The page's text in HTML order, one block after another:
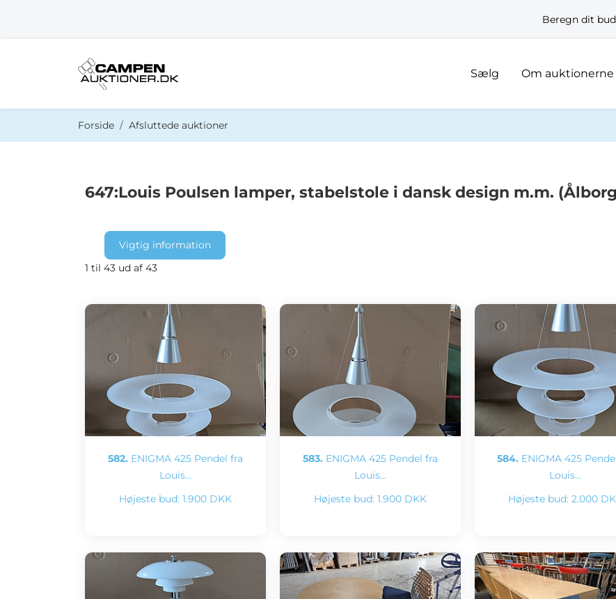
Beregn dit bud
Sælg Om auktionerne
Forside Afsluttede auktioner
647:Louis Poulsen lamper, stabelstole i dansk design m.m.
Vigtig information
1 til 43 ud af 43
582. ENIGMA 425 Pendel fra
Louis…
Højeste bud: 1.900 DKK
583. ENIGMA 425 Pendel fra
Louis…
Højeste bud: 1.900 DKK
584. ENIGMA 425
Louis…
Højeste bud: 2.000